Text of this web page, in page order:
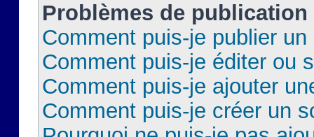
Problèmes de publication
Comment puis-je publier
Comment puis-je éditer ou
Comment puis-je ajouter
Comment puis-je créer un